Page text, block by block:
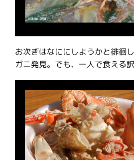
お次ぎはなににしようかと徘徊
ガニ発見。でも、一人で食える